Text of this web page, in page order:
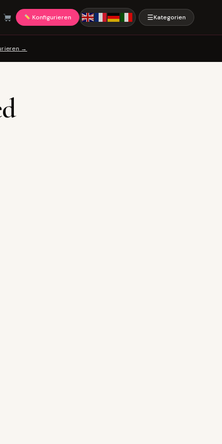
Konfigurieren ☰Kategorien
→